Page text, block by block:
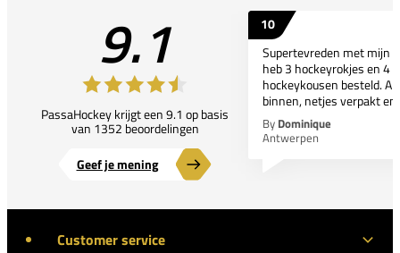
9.1
PassaHockey krijgt een 9.1 op basis
van 1352 beoordelingen
Geef je mening
10
Supertevreden met mijn
heb 3 hockeyrokjes en 4
hockeykousen besteld.
binnen, netjes verpakt
By Dominique
Antwerpen
Customer service